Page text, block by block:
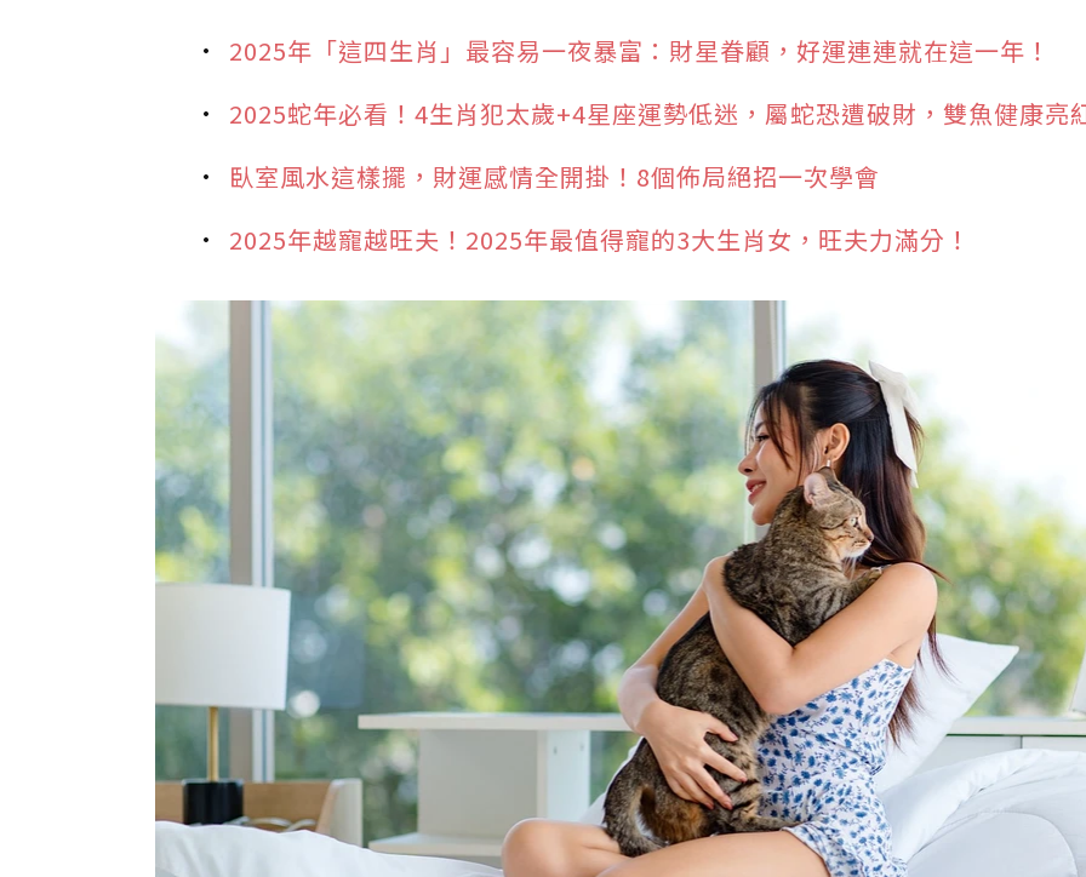
2025年「這四生肖」最容易一夜暴富：財星眷顧，好運連連就在這一年！
2025蛇年必看！4生肖犯太歲+4星座運勢低迷，屬蛇恐遭破財，雙魚健康亮
臥室風水這樣擺，財運感情全開掛！8個佈局絕招一次學會
2025年越寵越旺夫！2025年最值得寵的3大生肖女，旺夫力滿分！